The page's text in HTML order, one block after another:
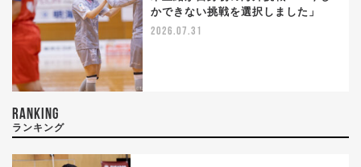
かできない挑戦を選択しました」
2026.07.31
RANKING
ランキング